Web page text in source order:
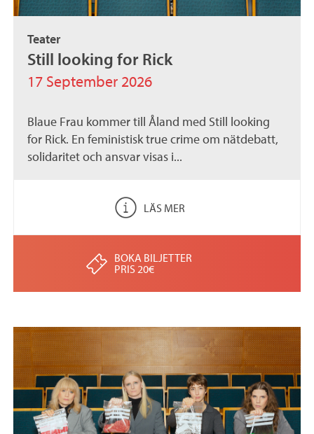
Teater
Still looking for Rick
17 September 2026
Blaue Frau kommer till Åland med Still looking
for Rick. En feministisk true crime om nätdebatt,
solidaritet och ansvar visas i...
LÄS MER
BOKA BILJETTER
PRIS 20€